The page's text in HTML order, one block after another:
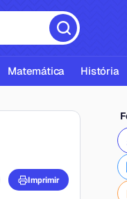
Matemática História
Imprimir